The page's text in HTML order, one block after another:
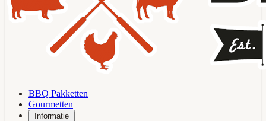
BBQ Pakketten
Gourmetten
Informatie